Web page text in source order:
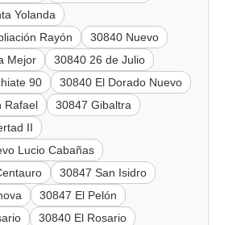
Yolanda
Rayón
30840 Nuevo
Mejor
30840 26 de Julio
90
30840 El Dorado Nuevo
Rafael
30847 Gibaltra
II
Lucio Cabañas
30847 San Isidro
30847 El Pelón
30840 El Rosario